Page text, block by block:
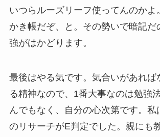
いつらルーズリーフ使ってんのかよ
かき帳だぞ、と。その勢いで暗記だ
強がはかどります。
最後はやる気です。気合いがあれば
る精神なので、1番大事なのは勉強
んでもなく、自分の心次第です。私
のリサーチがE判定でした。親にも